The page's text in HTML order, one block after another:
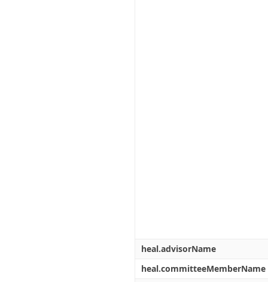
heal.advisorName
heal.committeeMemberName